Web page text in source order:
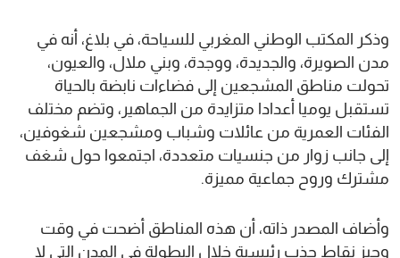
وذكر المكتب الوطني المغربي للسياحة، في بلاغ، أنه في
مدن الصويرة، والجديدة، ووجدة، وبني ملال، والعيون،
تحولت مناطق المشجعين إلى فضاءات نابضة بالحياة
تستقبل يوميا أعدادا متزايدة من الجماهير، وتضم مختلف
الفئات العمرية من عائلات وشباب ومشجعين شغوفين،
إلى جانب زوار من جنسيات متعددة، اجتمعوا حول شغف
مشترك وروح جماعية مميزة.
وأضاف المصدر ذاته، أن هذه المناطق أضحت في وقت
وجيز نقاط جذب رئيسية خلال البطولة في المدن التي لا